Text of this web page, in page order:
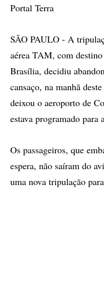
Portal Terra
SÃO PAULO - A
aérea TAM, com
Brasília, decidiu
cansaço, na manhã
deixou o aeroporto de
estava programado para
Os passageiros, que
espera, não saíram do
uma nova tripulação